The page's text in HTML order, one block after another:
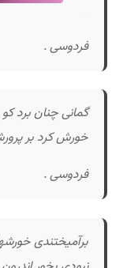
فردوسی .
گمانی چنان برد
خورش کرد بر
فردوسی .
برآمیختندی